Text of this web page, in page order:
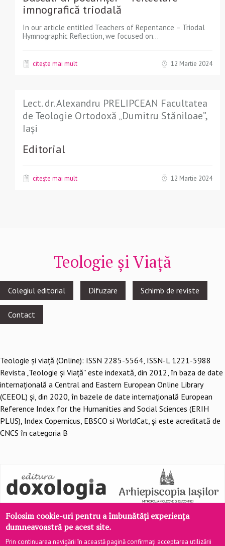
imnografică triodală
In our article entitled Teachers of Repentance – Triodal
Hymnographic Reflection, we focused on...
citește mai mult 12 Martie 2024
Lect. dr. Alexandru PRELIPCEAN Facultatea
de Teologie Ortodoxă „Dumitru Stăniloae”,
Iași
Editorial
citește mai mult 12 Martie 2024
Teologie și Viață
Footer
menu
Colegiul editorial Difuzare Schimb de reviste
Contact
Teologie şi viaţă (Online): ISSN 2285-5564, ISSN-L 1221-5988
Revista „Teologie și Viață” este indexată, din 2012, în baza de date
internațională a Central and Eastern European Online Library
(CEEOL) și, din 2020, în bazele de date internațională European
Reference Index for the Humanities and Social Sciences (ERIH
PLUS), Index Copernicus, EBSCO si WorldCat, și este acreditată de
CNCS în categoria B
Folosim cookie-uri pentru a îmbunătăți experiența
dumneavoastră pe acest site.
Prin continuarea navigării în această pagină confirmați acceptarea utilizării